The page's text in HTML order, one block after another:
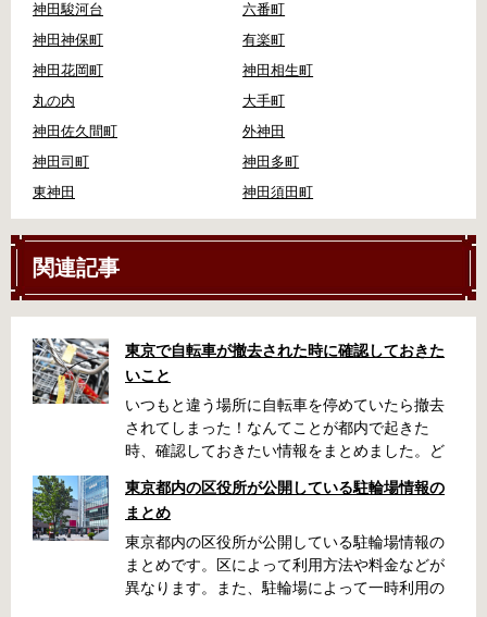
神田駿河台
六番町
神田神保町
有楽町
神田花岡町
神田相生町
丸の内
大手町
神田佐久間町
外神田
神田司町
神田多町
東神田
神田須田町
関連記事
東京で自転車が撤去された時に確認しておきた
いこと
いつもと違う場所に自転車を停めていたら撤去
されてしまった！なんてことが都内で起きた
時、確認しておきたい情報をまとめました。ど
くらい？なんて疑問が浮かぶかと思います。事
前に確認していざという時対処しましょう。 千
代田区 / 新宿区 / 品川区 / 港区 / 中央区 / 大田区
/ 北区 / 墨田区 / 渋谷区 / 葛飾区 千代田区で撤去
された場合 猿楽町保管場所 住所 千代田区神田
東京都内の区役所が公開している駐輪場情報の
まとめ
東京都内の区役所が公開している駐輪場情報の
まとめです。区によって利用方法や料金などが
異なります。また、駐輪場によって一時利用の